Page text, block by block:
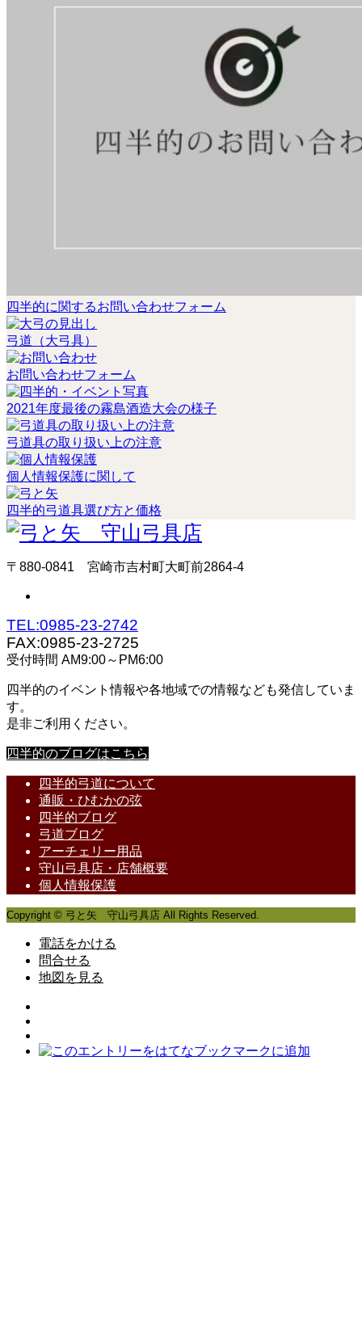
四半的に関するお問い合わせフォーム
弓道（大弓具）
お問い合わせフォーム
2021年度最後の霧島酒造大会の様子
弓道具の取り扱い上の注意
個人情報保護に関して
四半的弓道具選び方と価格
〒880-0841 宮崎市吉村町大町前2864-4
TEL:0985-23-2742
FAX:0985-23-2725
受付時間 AM9:00～PM6:00
四半的のイベント情報や各地域での情報なども発信していま
す。
是非ご利用ください。
四半的のブログはこちら
四半的弓道について
通販・ひむかの弦
四半的ブログ
弓道ブログ
アーチェリー用品
守山弓具店・店舗概要
個人情報保護
Copyright © 弓と矢 守山弓具店 All Rights Reserved.
電話をかける
問合せる
地図を見る